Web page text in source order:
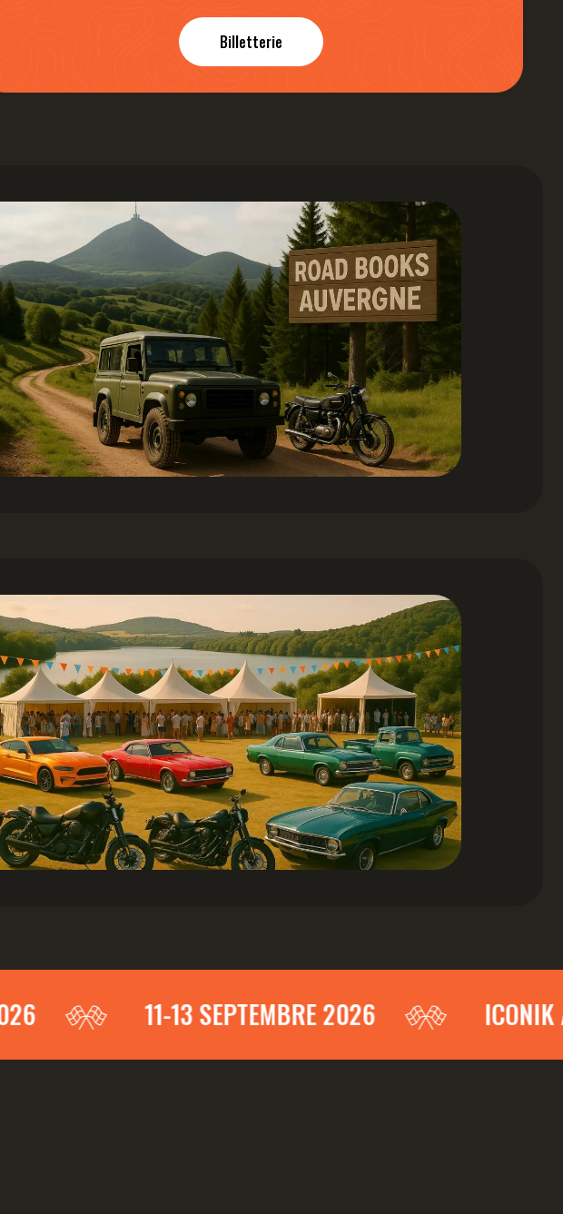
Billetterie
11-13 SEPTEMBRE 2026 ICONIK